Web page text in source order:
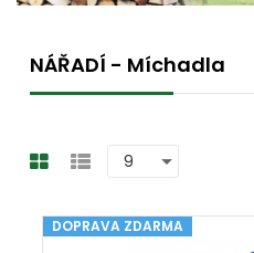
NÁŘADÍ - Míchadla
DOPRAVA ZDARMA